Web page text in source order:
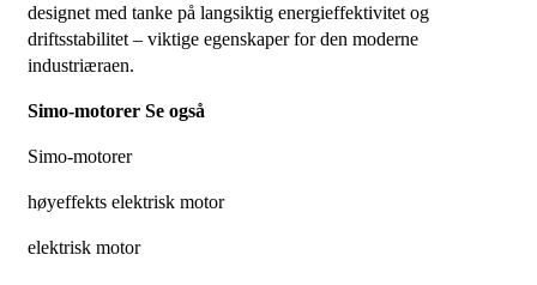
designet med tanke på langsiktig energieffektivitet og
driftsstabilitet – viktige egenskaper for den moderne
industriæraen.
Simo-motorerSe også
Simo-motorer
høyeffekts elektrisk motor
elektrisk motor